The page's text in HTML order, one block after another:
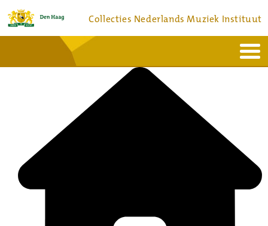
Collecties Nederlands Muziek Instituut
Bronnen en collecties